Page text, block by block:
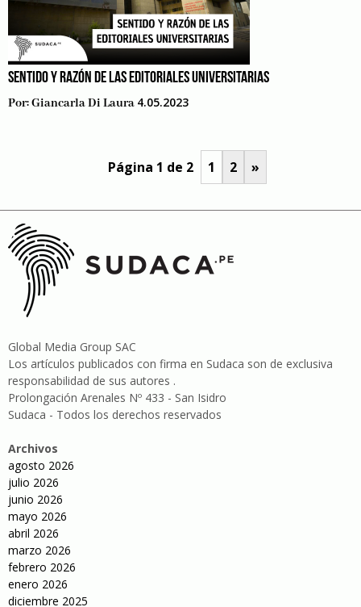
SENTIDO Y RAZÓN DE LAS EDITORIALES UNIVERSITARIAS
Por:Giancarla Di Laura 4.05.2023
Página 1 de 2 1 2 »
Global Media Group SAC
Los artículos publicados con firma en Sudaca son de exclusiva
responsabilidad de sus autores .
Prolongación Arenales Nº 433 - San Isidro
Sudaca - Todos los derechos reservados
Archivos
agosto 2026
julio 2026
junio 2026
mayo 2026
abril 2026
marzo 2026
febrero 2026
enero 2026
diciembre 2025